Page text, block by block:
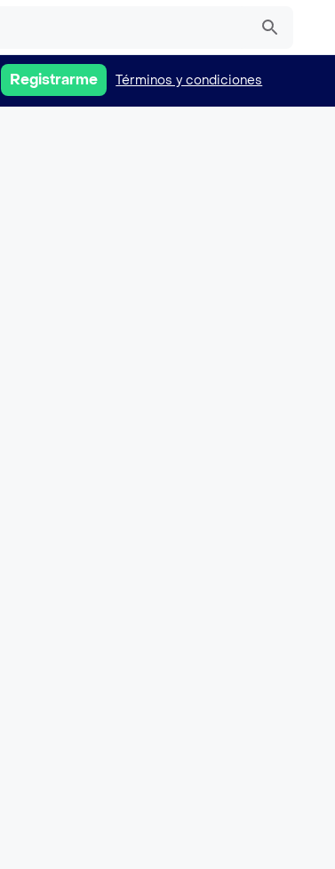
Registrarme Términos y condiciones